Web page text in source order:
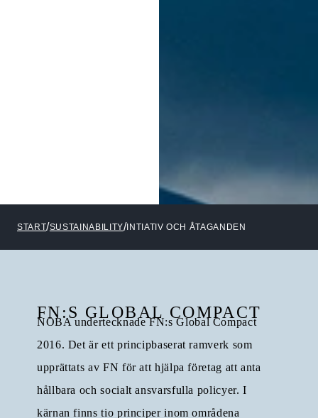
START SUSTAINABILITY INTIATIV OCH ÅTAGANDEN
FN:S GLOBAL COMPACT
NOBA undertecknade FN:s Global Compact
2016. Det är ett principbaserat ramverk som
upprättats av FN för att hjälpa företag att anta
hållbara och socialt ansvarsfulla policyer. I
kärnan finns tio principer inom områdena